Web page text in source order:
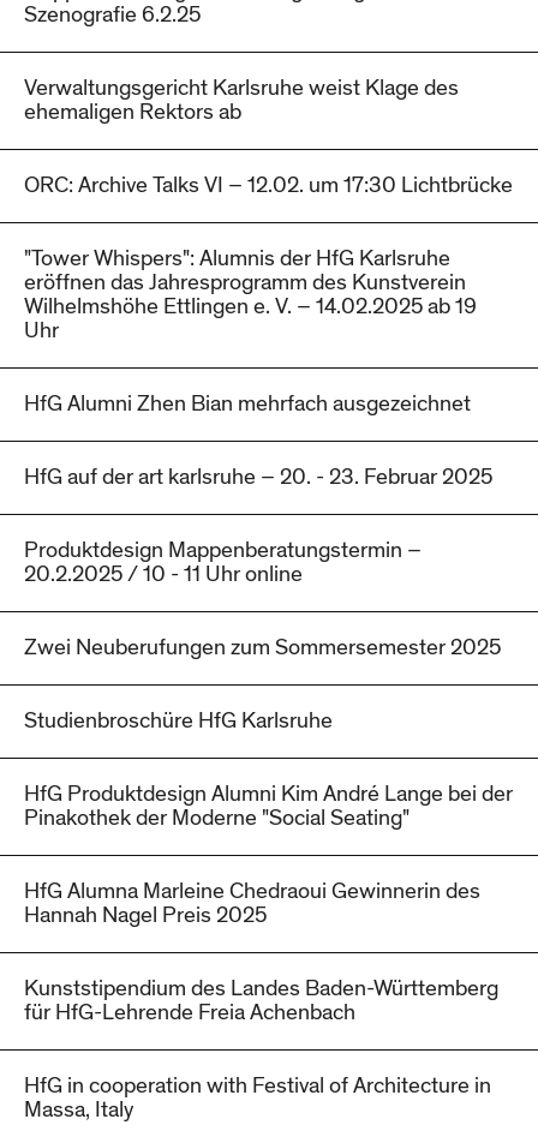
Szenografie 6.2.25
Verwaltungsgericht Karlsruhe weist Klage des
ehemaligen Rektors ab
ORC: Archive Talks VI – 12.02. um 17:30 Lichtbrücke
"Tower Whispers": Alumnis der HfG Karlsruhe
eröffnen das Jahresprogramm des Kunstverein
Wilhelmshöhe Ettlingen e. V. – 14.02.2025 ab 19
Uhr
HfG Alumni Zhen Bian mehrfach ausgezeichnet
HfG auf der art karlsruhe – 20. - 23. Februar 2025
Produktdesign Mappenberatungstermin –
20.2.2025 / 10 - 11 Uhr online
Zwei Neuberufungen zum Sommersemester 2025
Studienbroschüre HfG Karlsruhe
HfG Produktdesign Alumni Kim André Lange bei der
Pinakothek der Moderne "Social Seating"
HfG Alumna Marleine Chedraoui Gewinnerin des
Hannah Nagel Preis 2025
Kunststipendium des Landes Baden-Württemberg
für HfG-Lehrende Freia Achenbach
HfG in cooperation with Festival of Architecture in
Massa, Italy